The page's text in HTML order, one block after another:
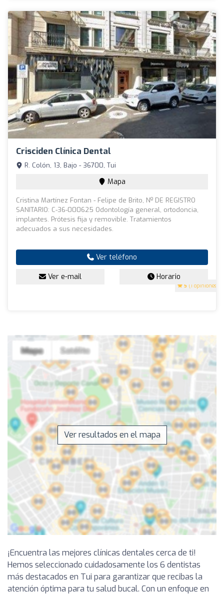
Crisciden Clínica Dental
5 (1 opiniones)
R. Colón, 13, Bajo - 36700, Tui
Mapa
Cristina Martínez Fontan - Felipe de Brito, Nº DE REGISTRO
SANITARIO: C-36-000625 Odontología general, ortodoncia,
implantes. Prótesis fija y removible. Tratamientos
adecuados a sus necesidades.
Ver teléfono
Ver e-mail Horario
Ver resultados en el mapa
¡Encuentra las mejores clínicas dentales cerca de ti!
Hemos seleccionado cuidadosamente los 6 dentistas
más destacados en Tui para garantizar que recibas la
atención óptima para tu salud bucal. Con un enfoque en